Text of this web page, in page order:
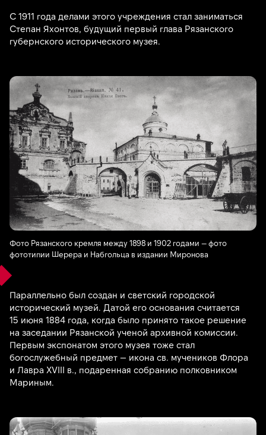
С 1911 года делами этого учреждения стал заниматься
Степан Яхонтов, будущий первый глава Рязанского
губернского исторического музея.
Фото Рязанского кремля между 1898 и 1902 годами — фото
фототипии Шерера и Набгольца в издании Миронова
Параллельно был создан и светский городской
исторический музей. Датой его основания считается
15 июня 1884 года, когда было принято такое решение
на заседании Рязанской ученой архивной комиссии.
Первым экспонатом этого музея тоже стал
богослужебный предмет — икона св. мучеников Флора
и Лавра XVIII в., подаренная собранию полковником
Мариным.